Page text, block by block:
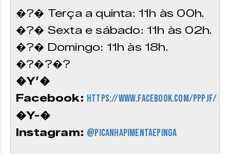
�?� Terça a quinta: 11h às 00h.
�?� Sexta e sábado: 11h às 02h.
�?� Domingo: 11h às 18h.
�?�?�?
�Y’�
Facebook: https://www.facebook.com/pppjf/
�Y-�
Instagram: @picanhapimentaepinga